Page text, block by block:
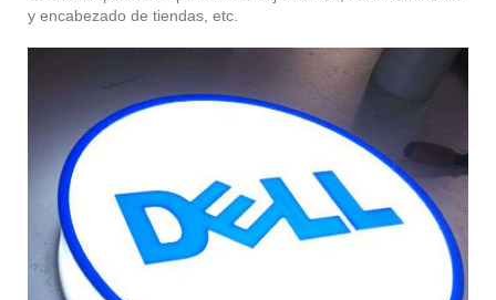
y encabezado de tiendas, etc.